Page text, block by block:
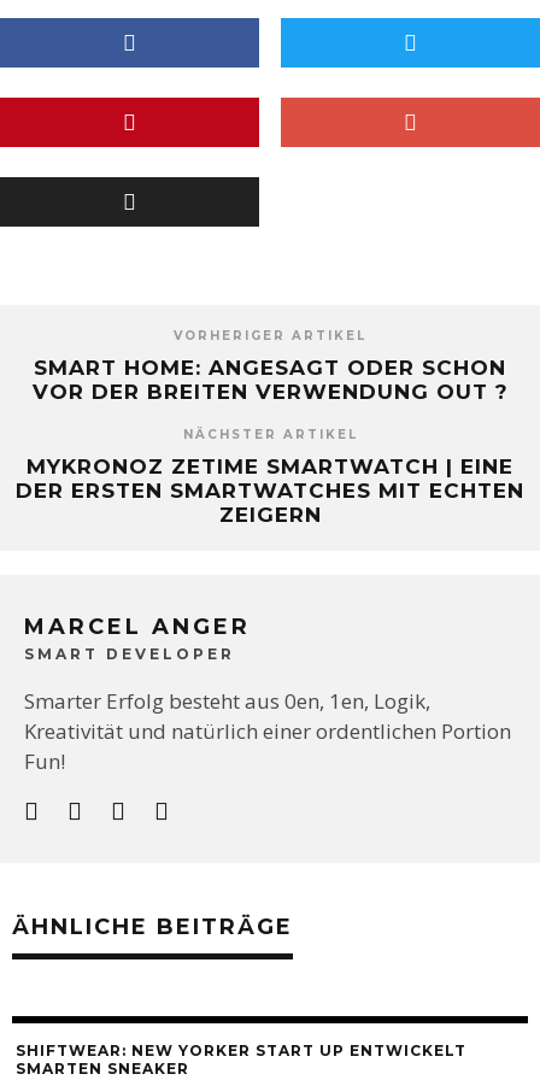
VORHERIGER ARTIKEL
SMART HOME: ANGESAGT ODER SCHON
VOR DER BREITEN VERWENDUNG OUT ?
NÄCHSTER ARTIKEL
MYKRONOZ ZETIME SMARTWATCH | EINE
DER ERSTEN SMARTWATCHES MIT ECHTEN
ZEIGERN
MARCEL ANGER
SMART DEVELOPER
Smarter Erfolg besteht aus 0en, 1en, Logik,
Kreativität und natürlich einer ordentlichen Portion
Fun!
ÄHNLICHE BEITRÄGE
SHIFTWEAR: NEW YORKER START UP ENTWICKELT
SMARTEN SNEAKER